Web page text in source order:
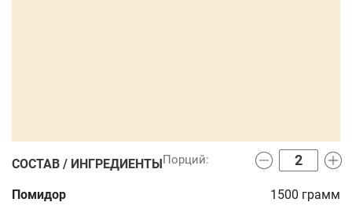
СОСТАВ / ИНГРЕДИЕНТЫ
Помидор 1500 грамм